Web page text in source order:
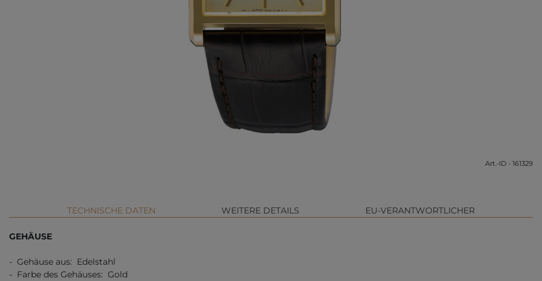
Art.-ID - 161329
TECHNISCHE DATEN WEITERE DETAILS EU-VERANTWORTLICHER
GEHÄUSE
- Gehäuse aus: Edelstahl
- Farbe des Gehäuses: Gold